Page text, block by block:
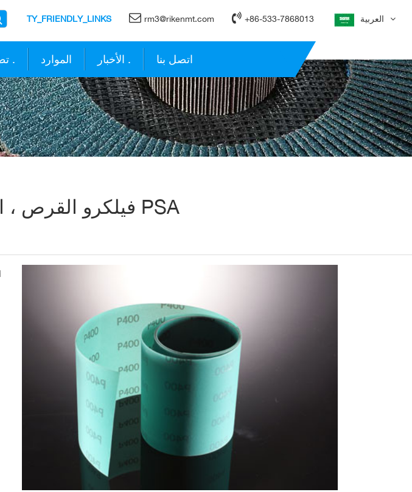
TY_FRIENDLY_LINKS rm3@rikenmt.com +86-533-7868013 العربية
تطبيق . الموارد الأخبار . اتصل بنا
نوع AF37M فيلكرو القرص ، القرص PSA